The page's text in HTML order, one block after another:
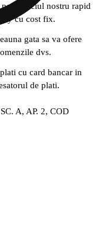
serviciul nostru rapid
cu cost fix.
gata sa va ofere
dvs.
cu card bancar in
de plati.
A, AP. 2, COD